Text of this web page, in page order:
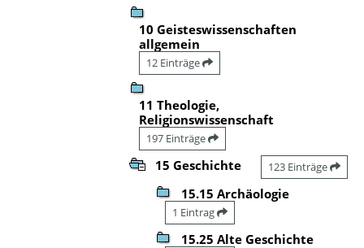
10 Geisteswissenschaften
allgemein
12 Einträge
11 Theologie,
Religionswissenschaft
197 Einträge
15 Geschichte 123 Einträge
15.15 Archäologie
1 Eintrag
15.25 Alte Geschichte